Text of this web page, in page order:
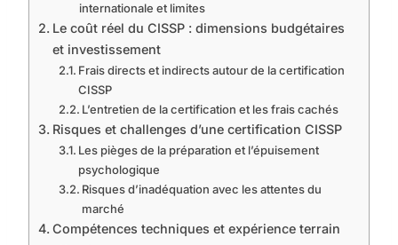
internationale et limites
Le coût réel du CISSP : dimensions budgétaires
et investissement
Frais directs et indirects autour de la certification
CISSP
L’entretien de la certification et les frais cachés
Risques et challenges d’une certification CISSP
Les pièges de la préparation et l’épuisement
psychologique
Risques d’inadéquation avec les attentes du
marché
Compétences techniques et expérience terrain